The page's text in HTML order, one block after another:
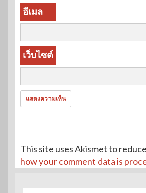
อีเมล
เว็บไซต์
This site uses Akismet to
how your comment data is